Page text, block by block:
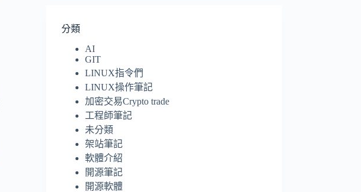
分類
AI
GIT
LINUX指令們
LINUX操作筆記
加密交易Crypto trade
工程師筆記
未分類
架站筆記
軟體介紹
開源筆記
開源軟體